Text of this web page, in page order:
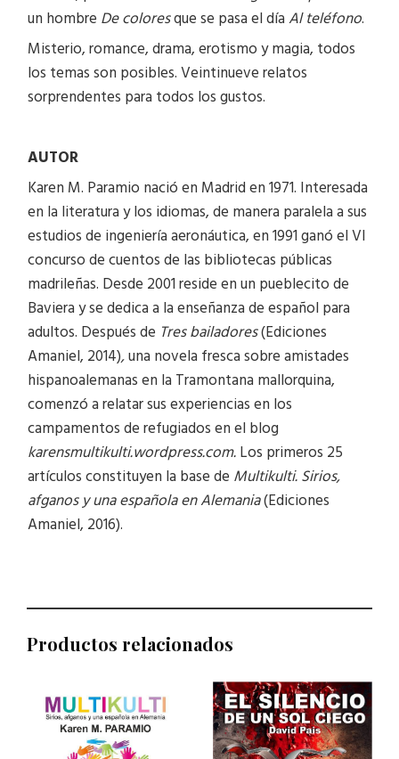
un hombre De coloresque se pasa el díaAl teléfono.
Misterio, romance, drama, erotismo y magia, todos
los temas son posibles. Veintinueve relatos
sorprendentes para todos los gustos.
AUTOR
Karen M. Paramio nació en Madrid en 1971. Interesada
en la literatura y los idiomas, de manera paralela a sus
estudios de ingeniería aeronáutica, en 1991 ganó el VI
concurso de cuentos de las bibliotecas públicas
madrileñas. Desde 2001 reside en un pueblecito de
Baviera y se dedica a la enseñanza de español para
adultos. Después de Tres bailadores(Ediciones
Amaniel, 2014),una novela fresca sobre amistades
hispanoalemanas en la Tramontana mallorquina,
comenzó a relatar sus experiencias en los
campamentos de refugiados en el blog
karensmultikulti.wordpress.com.Los primeros 25
artículos constituyen la base de Multikulti. Sirios,
afganos y una española en Alemania(Ediciones
Amaniel, 2016).
Productos relacionados